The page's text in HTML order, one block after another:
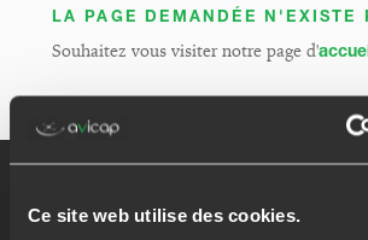
Ce site web utilise des cookies.
LA PAGE DEMANDÉE N'EXISTE
Souhaitez vous visiter notre page d'